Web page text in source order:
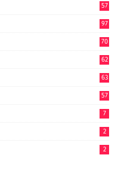
57
97
70
62
63
57
7
2
2